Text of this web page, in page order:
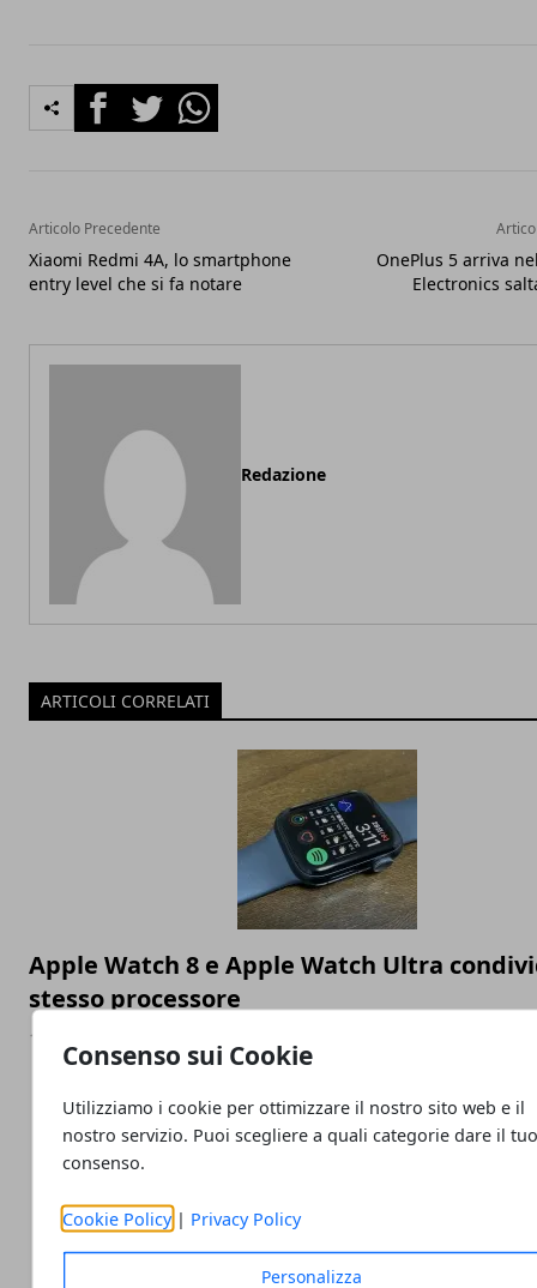
Consenso sui Cookie
Utilizziamo i cookie per ottimizzare il nostro sito web e il
nostro servizio. Puoi scegliere a quali categorie dare il
consenso.
Cookie Policy | Privacy Policy
Personalizza
FacebookTwitterWhatsapp
Articolo Precedente
Xiaomi Redmi 4A, lo smartphone
entry level che si fa notare
OnePlus 5 arriva
Electronics
Redazione
ARTICOLI CORRELATI
Apple Watch 8 e Apple Watch Ultra
stesso processore
16/09/2022